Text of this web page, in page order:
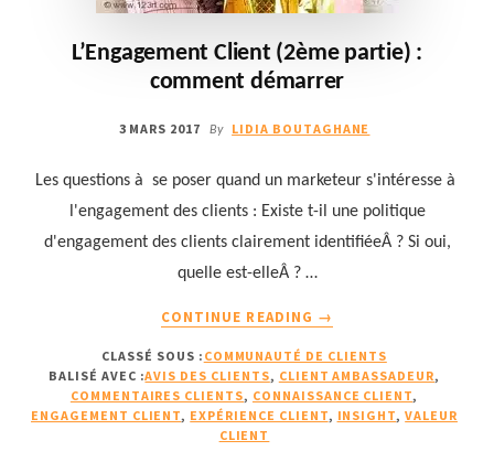
L’Engagement Client (2ème partie) :
comment démarrer
3 MARS 2017 By LIDIA BOUTAGHANE
Les questions à se poser quand un marketeur s'intéresse à
l'engagement des clients : Existe t-il une politique
d'engagement des clients clairement identifiéeÂ ? Si oui,
quelle est-elleÂ ? …
CONTINUE READING
CLIENT
(2ÈME
PARTIE)
→
CLASSÉ SOUS : COMMUNAUTÉ DE CLIENTS
BALISÉ AVEC :AVIS DES CLIENTS, CLIENT AMBASSADEUR,
COMMENTAIRES CLIENTS, CONNAISSANCE CLIENT,
ENGAGEMENT CLIENT, EXPÉRIENCE CLIENT, INSIGHT,VALEUR
CLIENT